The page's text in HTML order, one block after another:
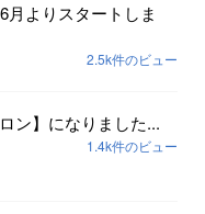
よりスタートしま
2.5k件のビュー
ン】になりました...
1.4k件のビュー